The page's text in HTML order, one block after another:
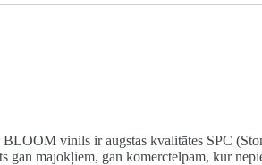
vinils ir augstas kvalitātes SPC
gan mājokļiem, gan komerctelpām, kur